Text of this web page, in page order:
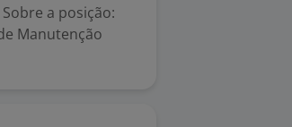
a posição:
Manutenção